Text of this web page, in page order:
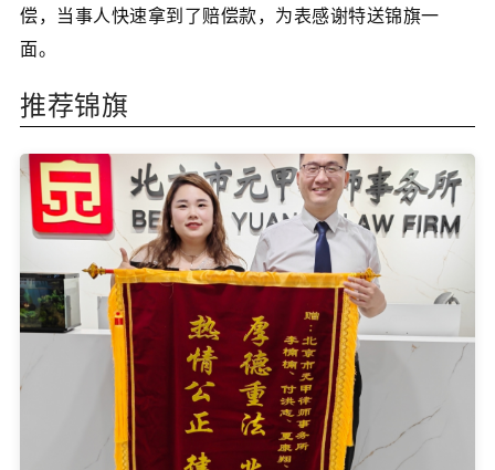
偿，当事人快速拿到了赔偿款，为表感谢特送锦旗一
面。
推荐锦旗